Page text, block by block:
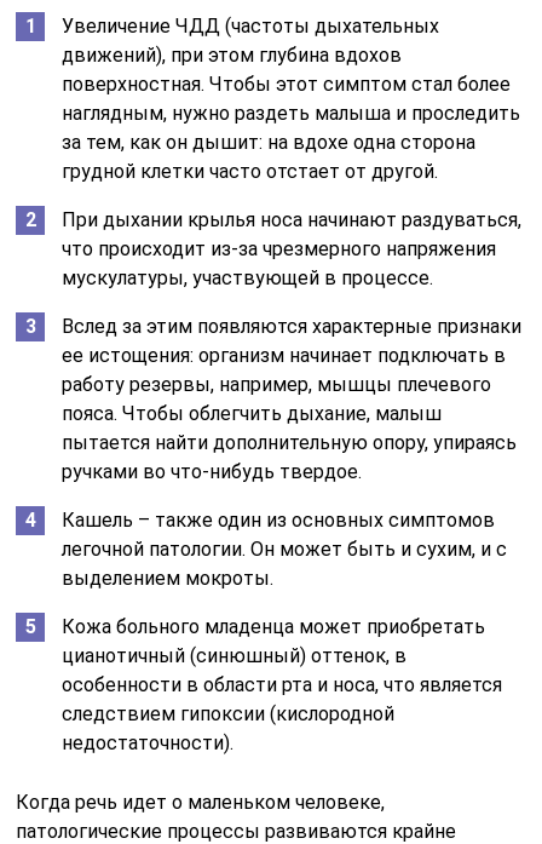
Увеличение ЧДД (частоты дыхательных
движений), при этом глубина вдохов
поверхностная. Чтобы этот симптом стал более
наглядным, нужно раздеть малыша и проследить
за тем, как он дышит: на вдохе одна сторона
грудной клетки часто отстает от другой.
При дыхании крылья носа начинают раздуваться,
что происходит из-за чрезмерного напряжения
мускулатуры, участвующей в процессе.
Вслед за этим появляются характерные признаки
ее истощения: организм начинает подключать в
работу резервы, например, мышцы плечевого
пояса. Чтобы облегчить дыхание, малыш
пытается найти дополнительную опору, упираясь
ручками во что-нибудь твердое.
Кашель – также один из основных симптомов
легочной патологии. Он может быть и сухим, и с
выделением мокроты.
Кожа больного младенца может приобретать
цианотичный (синюшный) оттенок, в
особенности в области рта и носа, что является
следствием гипоксии (кислородной
недостаточности).
Когда речь идет о маленьком человеке,
патологические процессы развиваются крайне